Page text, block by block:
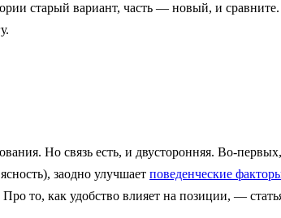
старый вариант, часть — новый, и сравните.
Но связь есть, и двусторонняя. Во-
заодно улучшает поведенческие
то, как удобство влияет на позиции, —